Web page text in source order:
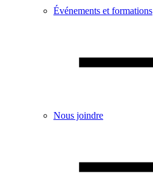
Événements et formations
Nous joindre